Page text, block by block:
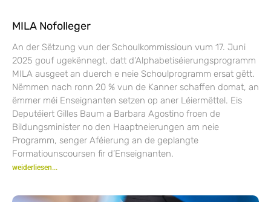
MILA Nofolleger
An der Sëtzung vun der Schoulkommissioun vum 17. Juni
2025 gouf ugekënnegt, datt d’Alphabetiséierungsprogramm
MILA ausgeet an duerch e neie Schoulprogramm ersat gëtt.
Nëmmen nach ronn 20 % vun de Kanner schaffen domat, an
ëmmer méi Enseignanten setzen op aner Léiermëttel. Eis
Deputéiert Gilles Baum a Barbara Agostino froen de
Bildungsminister no den Haaptneierungen am neie
Programm, senger Aféierung an de geplangte
Formatiounscoursen fir d’Enseignanten.
weiderliesen...